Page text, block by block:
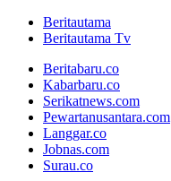
Beritautama
Beritautama Tv
Beritabaru.co
Kabarbaru.co
Serikatnews.com
Pewartanusantara.com
Langgar.co
Jobnas.com
Surau.co